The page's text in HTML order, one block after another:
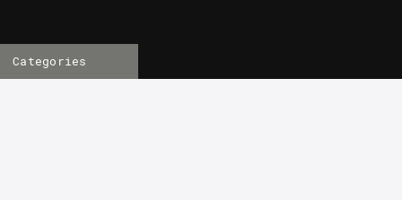
Categories